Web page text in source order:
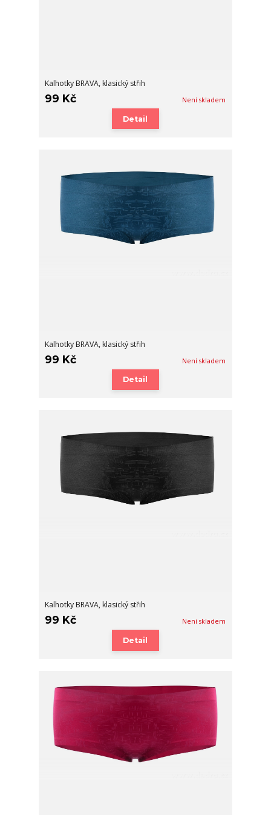
Kalhotky BRAVA, klasický střih
99 Kč Není skladem
Detail
Kalhotky BRAVA, klasický střih
99 Kč Není skladem
Detail
Kalhotky BRAVA, klasický střih
99 Kč Není skladem
Detail